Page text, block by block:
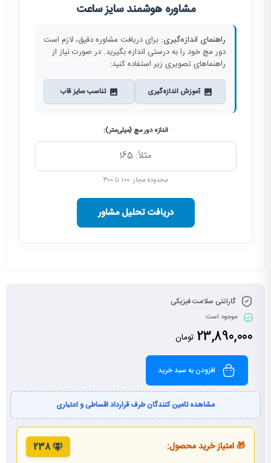
مشاوره هوشمند سایز ساعت
راهنمای اندازه‌گیری: برای دریافت مشاوره دقیق، لازم است
دور مچ خود را به درستی اندازه بگیرید. در صورت نیاز از
راهنماهای تصویری زیر استفاده کنید:
آموزش اندازه‌گیری تناسب سایز قاب
اندازه دور مچ (میلی‌متر):
محدوده مجاز: ۱۰۰ تا ۳۰۰
دریافت تحلیل مشاور
گارانتی سلامت فیزیکی
موجود است
23,890,000 تومان
افزودن به سبد خرید
مشاهده تامین کنندگان طرف قرارداد اقساطی و اعتباری
🎁 امتیاز خرید محصول: 238